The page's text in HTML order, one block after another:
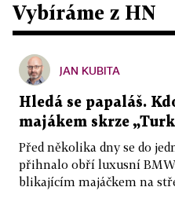
Vybíráme z HN
JAN KUBITA
Hledá se papaláš.
majákem skrze
Před několika dny se do
přihnalo obří luxusní
blikajícím majáčkem na